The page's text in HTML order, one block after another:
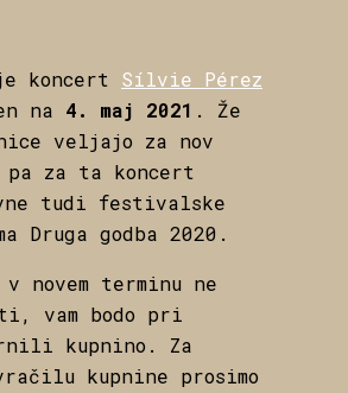
koncert Sílvie Pérez
na 4. maj 2021 . Že
veljajo za nov
pa za ta koncert
tudi festivalske
Druga godba 2020.
novem terminu ne
vam bodo pri
kupnino. Za
kupnine prosimo